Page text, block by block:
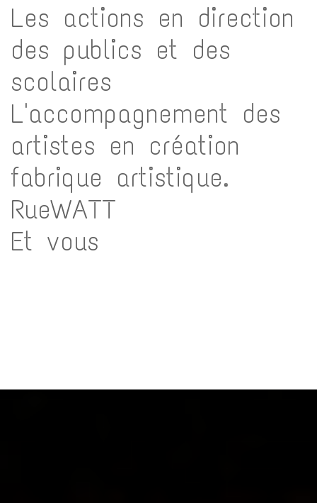
Les actions en direction
des publics et des
scolaires
L'accompagnement des
artistes en création
fabrique artistique.
RueWATT
Et vous